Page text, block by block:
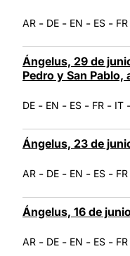
AR - DE - EN - ES - FR
Ángelus, 29 de
Pedro y San Pablo,
DE - EN - ES - FR - IT
Ángelus, 23 de
AR - DE - EN - ES - FR
Ángelus, 16 de
AR - DE - EN - ES - FR